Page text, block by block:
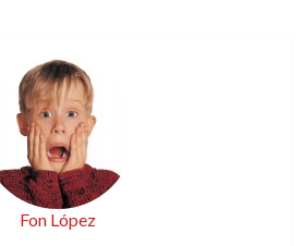
Fon López